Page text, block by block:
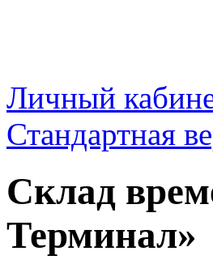
Личный
Стандартная
Склад
Терминал»